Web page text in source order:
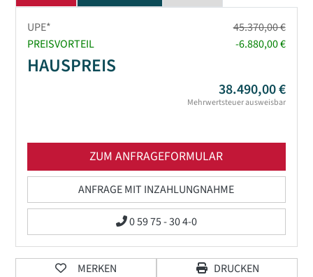
UPE*
45.370,00 €
PREISVORTEIL
-6.880,00 €
HAUSPREIS
38.490,00 €
Mehrwertsteuer ausweisbar
ZUM ANFRAGEFORMULAR
ANFRAGE MIT INZAHLUNGNAHME
0 59 75 - 30 4-0
MERKEN DRUCKEN